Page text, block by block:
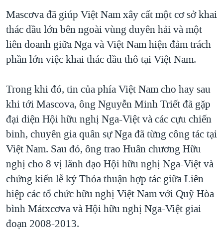
Mascơva đã giúp Việt Nam xây cất một cơ sở khai
thác dầu lớn bên ngoài vùng duyên hải và một
liên doanh giữa Nga và Việt Nam hiện đảm trách
phần lớn việc khai thác dầu thô tại Việt Nam.
Trong khi đó, tin của phía Việt Nam cho hay sau
khi tới Mascova, ông Nguyễn Minh Triết đã gặp
đại diện Hội hữu nghị Nga-Việt và các cựu chiến
binh, chuyên gia quân sự Nga đã từng công tác tại
Việt Nam. Sau đó, ông trao Huân chương Hữu
nghị cho 8 vị lãnh đạo Hội hữu nghị Nga-Việt và
chứng kiến lễ ký Thỏa thuận hợp tác giữa Liên
hiệp các tổ chức hữu nghị Việt Nam với Quỹ Hòa
bình Mátxcơva và Hội hữu nghị Nga-Việt giai
đoạn 2008-2013.